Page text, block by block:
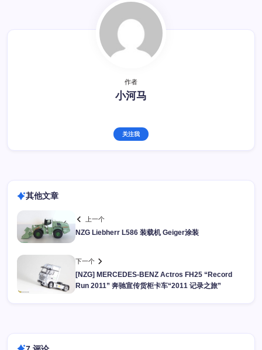
作者
小河马
关注我
其他文章
上一个
NZG Liebherr L586 装载机 Geiger涂装
下一个
[NZG] MERCEDES-BENZ Actros FH25 “Record
Run 2011” 奔驰宣传货柜卡车“2011 记录之旅”